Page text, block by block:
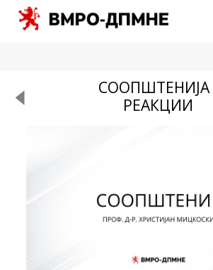
СООПШТЕНИЈА
РЕАКЦИИ